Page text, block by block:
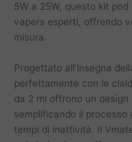
5W a 25W, questo kit
vapers esperti, offrendo
misura.
Progettato all’insegna
perfettamente con le
da 2 ml offrono un design
semplificando il processo
tempi di inattività. Il